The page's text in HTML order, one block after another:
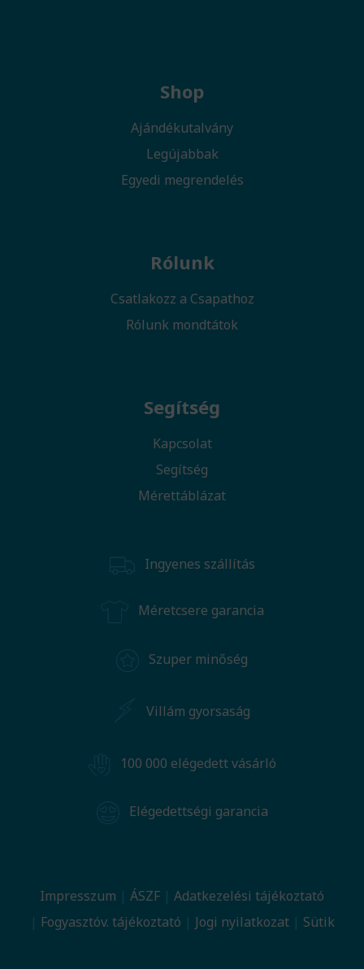
Shop
Ajándékutalvány
Legújabbak
Egyedi megrendelés
Rólunk
Csatlakozz a Csapathoz
Rólunk mondtátok
Segítség
Kapcsolat
Segítség
Mérettáblázat
Ingyenes szállítás
Méretcsere garancia
Szuper minőség
Villám gyorsaság
100 000 elégedett vásárló
Elégedettségi garancia
Impresszum ÁSZF
Adatkezelési tájékoztató
Fogyasztóv. tájékoztató
Jogi nyilatkozat Sütik